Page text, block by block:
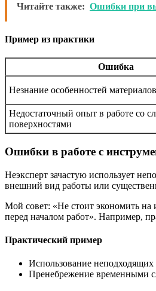
Читайте также: Ошибки при
Пример из практики
Ошибка
Незнание особенностей материалов
Недостаточный опыт в работе со
поверхностями
Ошибки в работе с
Неэксперт зачастую использует
внешний вид работы или
Мой совет: «Не стоит экономить на
перед началом работ». Например,
Практический пример
Использование
Пренебрежение временными